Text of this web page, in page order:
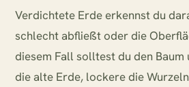
Verdichtete Erde erkennst du
schlecht abfließt oder die
diesem Fall solltest du den
die alte Erde, lockere die